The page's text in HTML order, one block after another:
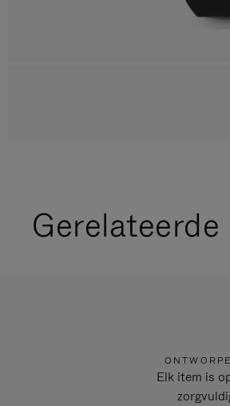
Elk item is